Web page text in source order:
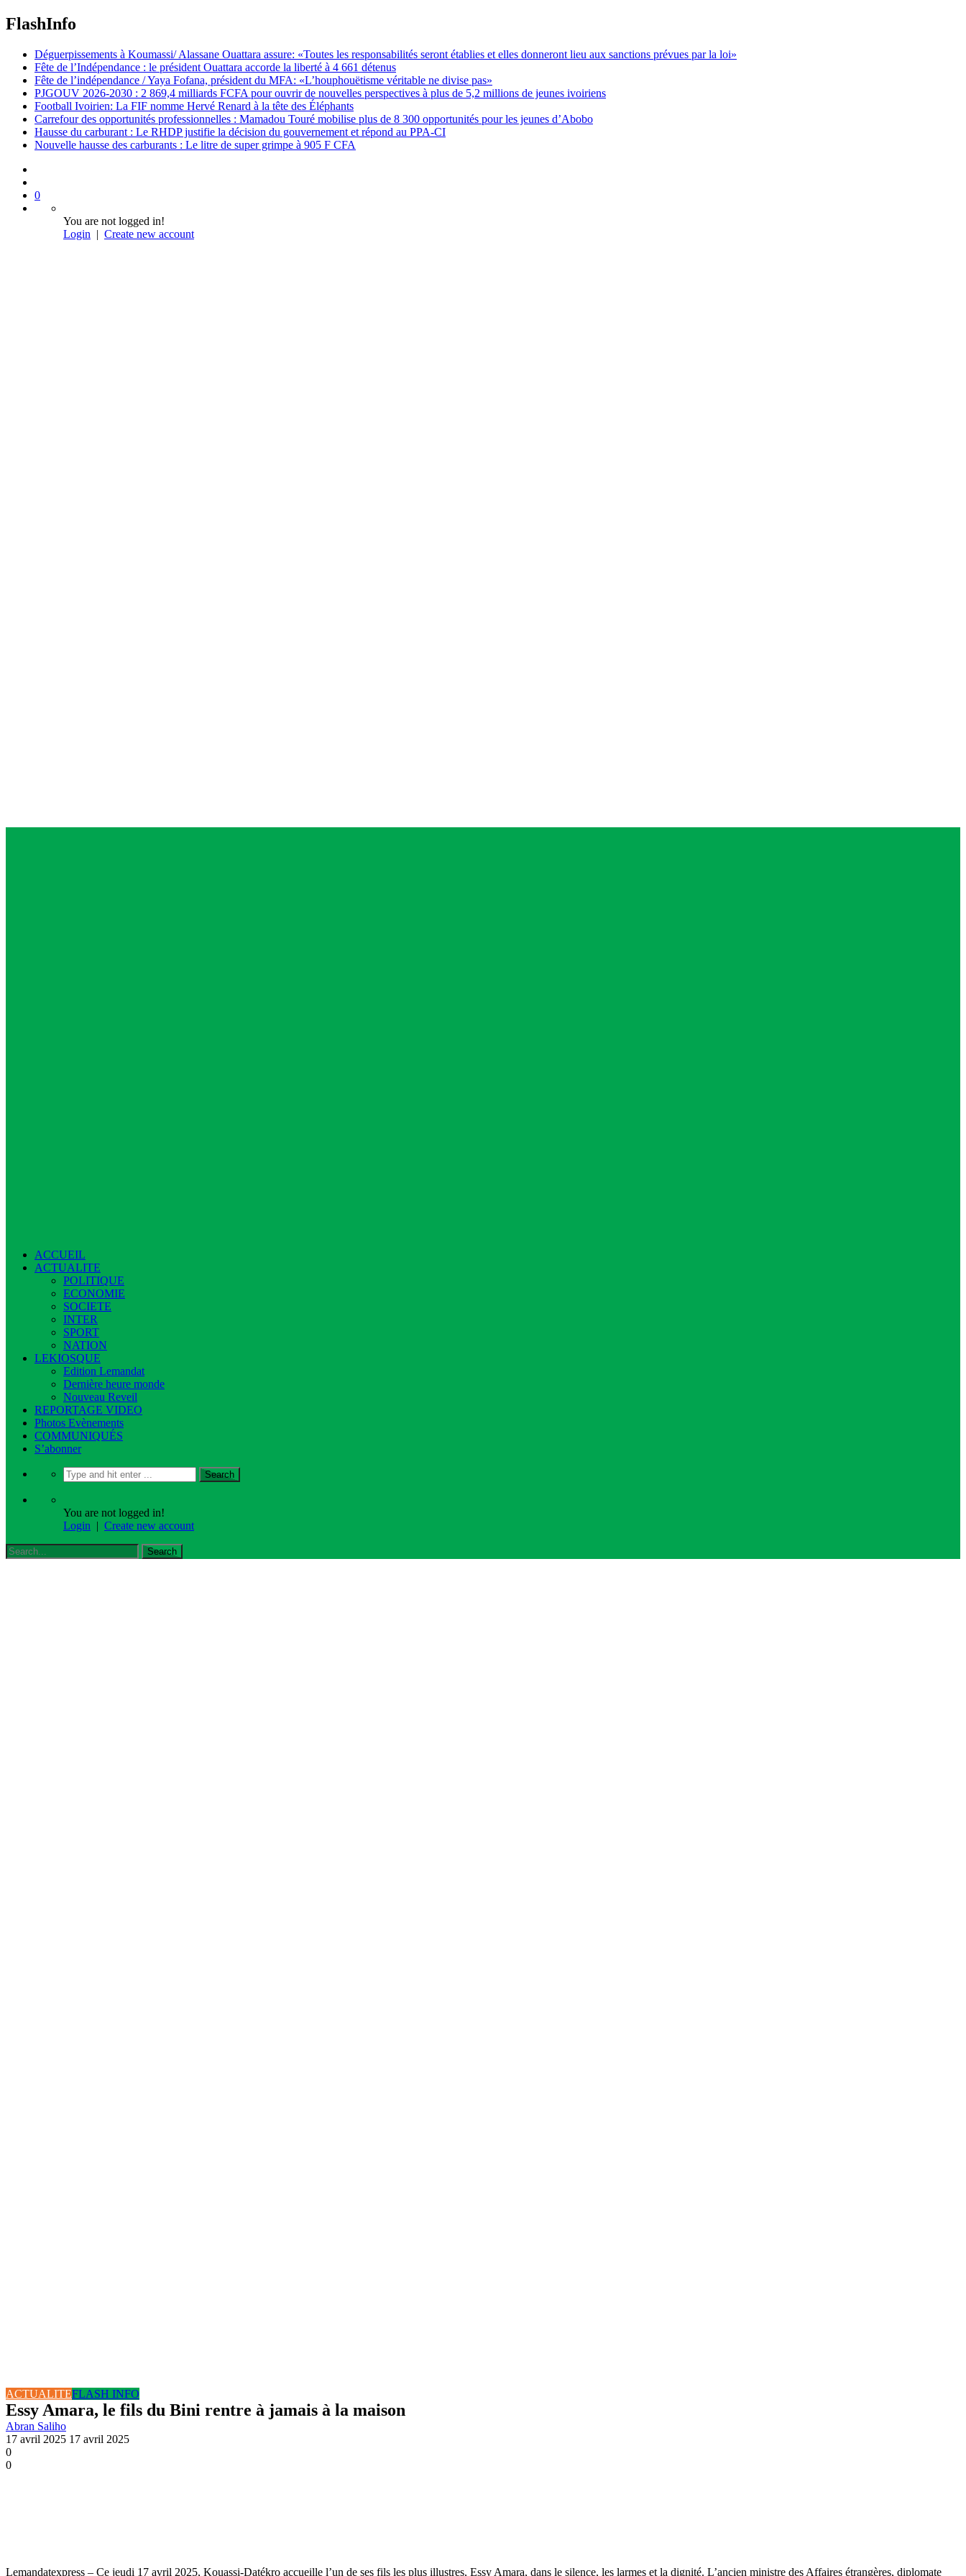
FlashInfo
Déguerpissements à Koumassi/ Alassane Ouattara assure: «Toutes les responsabilités seront établies et elles donneront lieu aux sanctions prévues par la loi»
Fête de l’Indépendance : le président Ouattara accorde la liberté à 4 661 détenus
Fête de l’indépendance / Yaya Fofana, président du MFA: «L’houphouëtisme véritable ne divise pas»
PJGOUV 2026-2030 : 2 869,4 milliards FCFA pour ouvrir de nouvelles perspectives à plus de 5,2 millions de jeunes ivoiriens
Football Ivoirien: La FIF nomme Hervé Renard à la tête des Éléphants
Carrefour des opportunités professionnelles : Mamadou Touré mobilise plus de 8 300 opportunités pour les jeunes d’Abobo
Hausse du carburant : Le RHDP justifie la décision du gouvernement et répond au PPA-CI
Nouvelle hausse des carburants : Le litre de super grimpe à 905 F CFA
0
You are not logged in!
Login | Create new account
ACCUEIL
ACTUALITE
POLITIQUE
ECONOMIE
SOCIETE
INTER
SPORT
NATION
LEKIOSQUE
Edition Lemandat
Dernière heure monde
Nouveau Reveil
REPORTAGE VIDEO
Photos Evènements
COMMUNIQUÉS
S’abonner
You are not logged in!
Login | Create new account
ACTUALITEFLASH INFO
Essy Amara, le fils du Bini rentre à jamais à la maison
Abran Saliho
17 avril 2025 17 avril 2025
0
0
Lemandatexpress – Ce jeudi 17 avril 2025, Kouassi-Datékro accueille l’un de ses fils les plus illustres, Essy Amara, dans le silence, les larmes et la dignité. L’ancien ministre des Affaires étrangères, diplomate